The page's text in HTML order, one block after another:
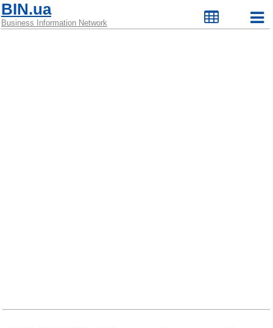
BIN.ua
Business Information Network